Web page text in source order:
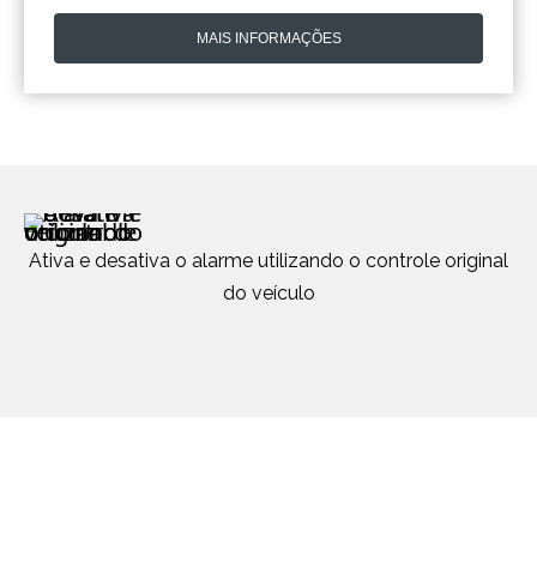
MAIS INFORMAÇÕES
Ativa e desativa o alarme utilizando o controle original
do veículo